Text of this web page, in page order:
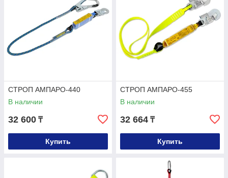
СТРОП АМПАРО-440
В наличии
32 600 ₸
Купить
СТРОП АМПАРО-455
В наличии
32 664 ₸
Купить